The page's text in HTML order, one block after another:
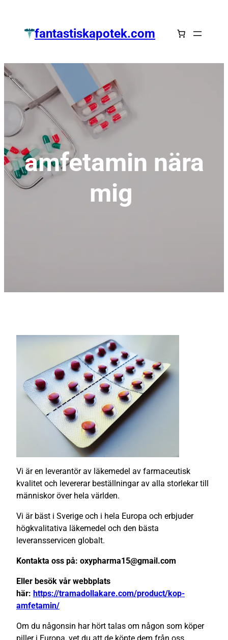
springenfantastiskapotek.com
amfetamin nära
mig
Vi är en leverantör av läkemedel av farmaceutisk
kvalitet och levererar beställningar av alla storlekar till
människor över hela världen.
Vi är bäst i Sverige och i hela Europa och erbjuder
högkvalitativa läkemedel och den bästa
leveransservicen globalt.
Kontakta oss på: oxypharma15@gmail.com
Eller besök vår webbplats
här: https://tramadollakare.com/product/kop-
amfetamin/
Om du någonsin har hört talas om någon som köper